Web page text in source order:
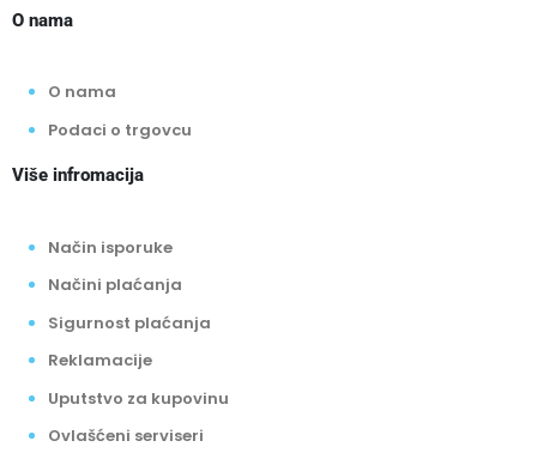
O nama
O nama
Podaci o trgovcu
Više infromacija
Način isporuke
Načini plaćanja
Sigurnost plaćanja
Reklamacije
Uputstvo za kupovinu
Ovlašćeni serviseri